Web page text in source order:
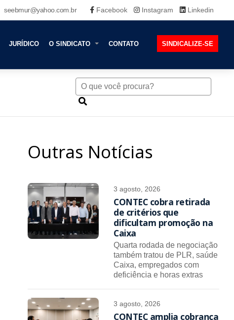
seebmur@yahoo.com.br Facebook Instagram Linkedin
JURÍDICO O SINDICATO CONTATO SINDICALIZE-SE
Outras Notícias
3 agosto, 2026
CONTEC cobra retirada
de critérios que
dificultam promoção na
Caixa
Quarta rodada de negociação
também tratou de PLR, saúde
Caixa, empregados com
deficiência e horas extras
3 agosto, 2026
CONTEC amplia cobrança